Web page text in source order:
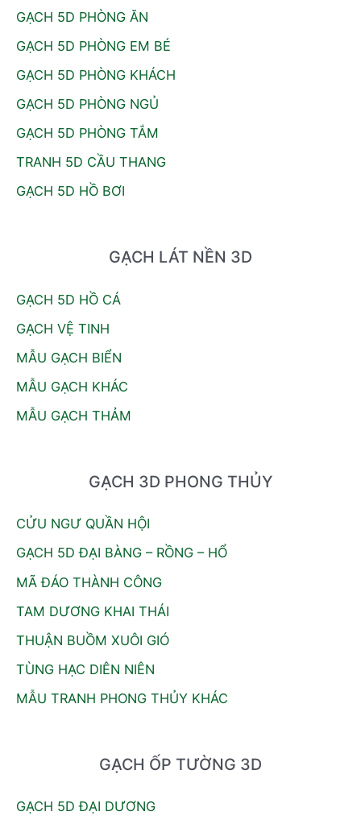
:GẠCH 5D PHÒNG ĂN
GẠCH 5D PHÒNG EM BÉ
GẠCH 5D PHÒNG KHÁCH
GẠCH 5D PHÒNG NGỦ
GẠCH 5D PHÒNG TẮM
TRANH 5D CẦU THANG
GẠCH 5D HỒ BƠI
GẠCH LÁT NỀN 3D
GẠCH 5D HỒ CÁ
GẠCH VỆ TINH
MẪU GẠCH BIỂN
MẪU GẠCH KHÁC
MẪU GẠCH THẢM
GẠCH 3D PHONG THỦY
CỬU NGƯ QUẦN HỘI
GẠCH 5D ĐẠI BÀNG – RỒNG – HỔ
MÃ ĐÁO THÀNH CÔNG
TAM DƯƠNG KHAI THÁI
THUẬN BUỒM XUÔI GIÓ
TÙNG HẠC DIÊN NIÊN
MẪU TRANH PHONG THỦY KHÁC
GẠCH ỐP TƯỜNG 3D
GẠCH 5D ĐẠI DƯƠNG